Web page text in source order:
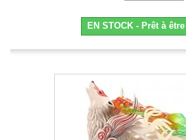
EN STOCK - Prêt à